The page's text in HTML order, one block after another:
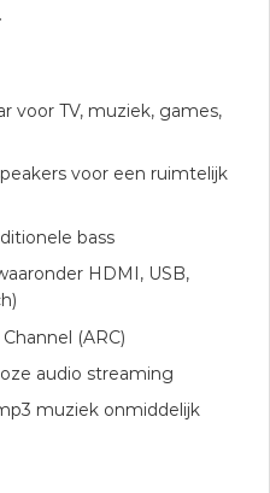
voor TV, muziek, games,
voor een ruimtelijk
bass
HDMI, USB,
(ARC)
audio streaming
muziek onmiddelijk